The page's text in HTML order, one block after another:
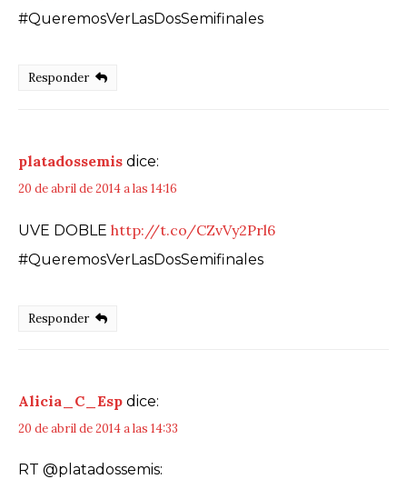
#QueremosVerLasDosSemifinales
Responder
platadossemis dice:
20 de abril de 2014 a las 14:16
UVE DOBLE http://t.co/CZvVy2Prl6
#QueremosVerLasDosSemifinales
Responder
Alicia_C_Esp dice:
20 de abril de 2014 a las 14:33
RT @platadossemis: